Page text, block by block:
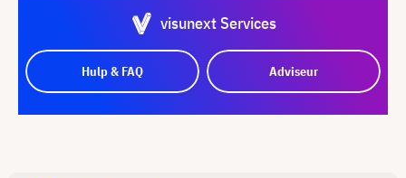
visunext Services
Hulp & FAQ Adviseur